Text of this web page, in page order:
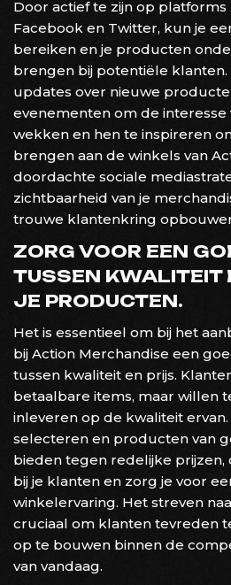
Door actief te zijn op platforms
Facebook en Twitter, kun je
bereiken en je producten
brengen bij potentiële klanten.
updates over nieuwe
evenementen om de
wekken en hen te inspireren
brengen aan de winkels van
doordachte sociale
zichtbaarheid van je
trouwe klantenkring
ZORG VOOR EEN
TUSSEN KWALITEIT
JE PRODUCTEN.
Het is essentieel om bij het
bij Action Merchandise een
tussen kwaliteit en prijs.
betaalbare items, maar willen
inleveren op de kwaliteit
selecteren en producten van
bieden tegen redelijke
bij je klanten en zorg je voor
winkelervaring. Het streven
cruciaal om klanten tevreden
op te bouwen binnen de
van vandaag.